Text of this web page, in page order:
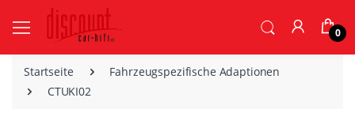
0
Startseite
Fahrzeugspezifische Adaptionen
CTUKI02